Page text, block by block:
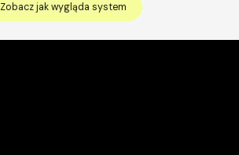
Zobacz jak wygląda system